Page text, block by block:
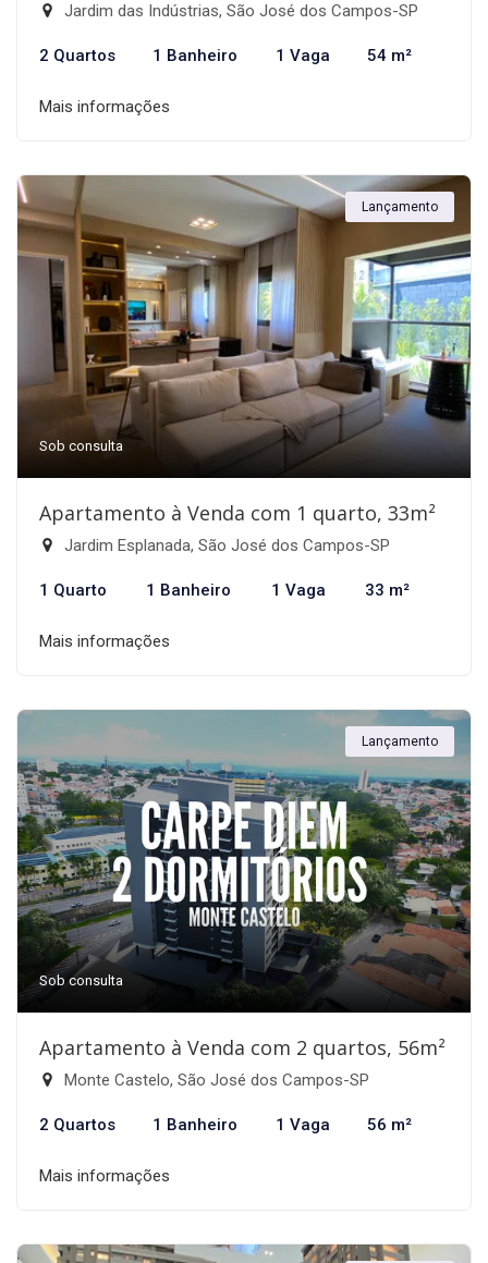
Jardim das Indústrias, São José dos Campos-SP
2 Quartos 1 Banheiro 1 Vaga 54 m²
Mais informações
Lançamento
Sob consulta
Apartamento à Venda com 1 quarto, 33m²
Jardim Esplanada, São José dos Campos-SP
1 Quarto 1 Banheiro 1 Vaga 33 m²
Mais informações
Lançamento
Sob consulta
Apartamento à Venda com 2 quartos, 56m²
Monte Castelo, São José dos Campos-SP
2 Quartos 1 Banheiro 1 Vaga 56 m²
Mais informações